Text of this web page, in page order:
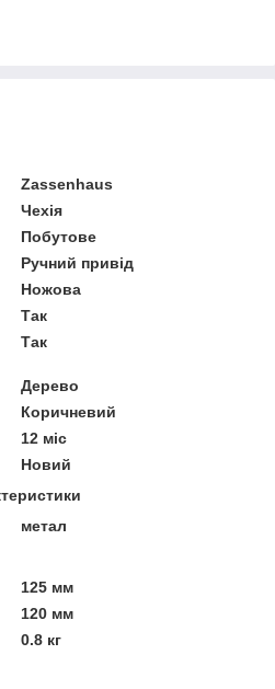
Zassenhaus
Чехія
Побутове
Ручний привід
Ножова
Так
Так
Дерево
Коричневий
12 міс
Новий
метал
125 мм
120 мм
0.8 кг